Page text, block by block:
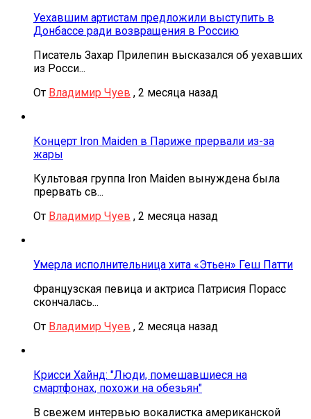
Уехавшим артистам предложили выступить в
Донбассе ради возвращения в Россию
Писатель Захар Прилепин высказался об уехавших
из Росси...
От Владимир Чуев , 2 месяца назад
Концерт Iron Maiden в Париже прервали из-за
жары
Культовая группа Iron Maiden вынуждена была
прервать св...
От Владимир Чуев , 2 месяца назад
Умерла исполнительница хита «Этьен» Геш Патти
Французская певица и актриса Патрисия Порасс
скончалась...
От Владимир Чуев , 2 месяца назад
Крисси Хайнд: "Люди, помешавшиеся на
смартфонах, похожи на обезьян"
В свежем интервью вокалистка американской